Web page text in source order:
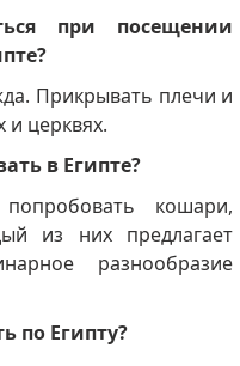
при посещении
Прикрывать плечи и
и церквях.
в Египте?
кошари,
из них предлагает
разнообразие
по Египту?